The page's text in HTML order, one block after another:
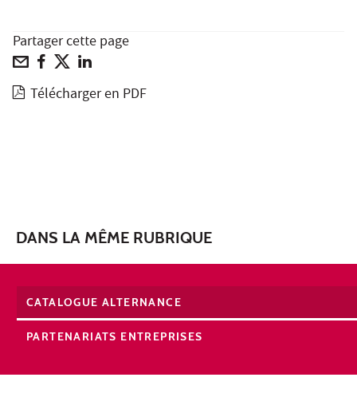
Partager cette page
Télécharger en PDF
DANS LA MÊME RUBRIQUE
CATALOGUE ALTERNANCE
PARTENARIATS ENTREPRISES